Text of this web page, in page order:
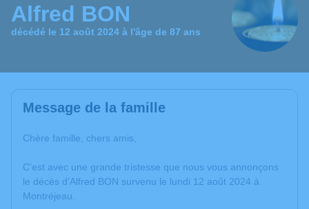
Alfred BON
décédé le 12 août 2024 à l'âge de 87 ans
Message de la famille
Chère famille, chers amis,
C’est avec une grande tristesse que nous vous annonçons
le décès d’Alfred BON survenu le lundi 12 août 2024 à
Montréjeau.